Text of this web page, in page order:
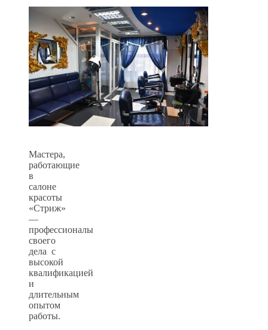
Мастера,
работающие
в
салоне
красоты
«Стриж»
—
профессионалы
своего
дела с
высокой
квалификацией
и
длительным
опытом
работы.